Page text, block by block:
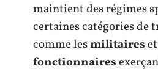
maintient des régimes
certaines catégories de
comme lesmilitaires
fonctionnaires